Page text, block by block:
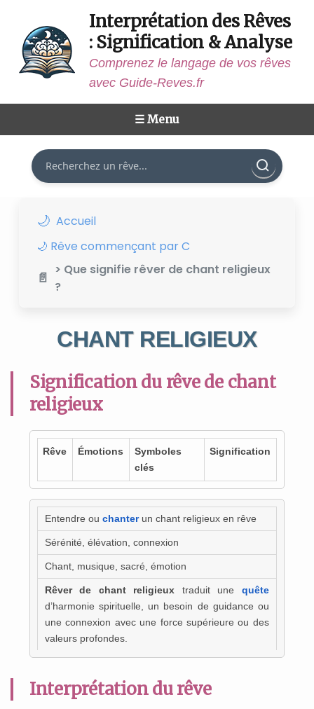
Interprétation des Rêves
: Signification & Analyse
Comprenez le langage de vos rêves
avec Guide-Reves.fr
☰ Menu
Rechercher
Accueil
🌙 Rêve commençant par C
> Que signifie rêver de chant religieux
?
CHANT RELIGIEUX
Signification du rêve de chant
religieux
Rêve Émotions
Symboles
clés
Signification
Entendre ou chanterun chant religieux en rêve
Sérénité, élévation, connexion
Chant, musique, sacré, émotion
Rêver de chant religieux traduit une quête
d’harmonie spirituelle, un besoin de guidance ou
une connexion avec une force supérieure ou des
valeurs profondes.
Interprétation du rêve